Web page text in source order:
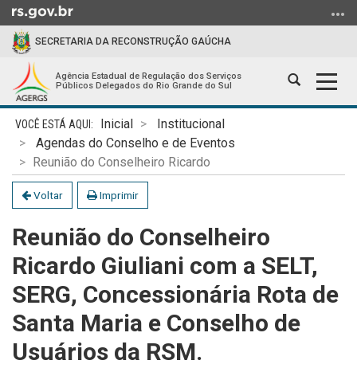
para
conteúdo
para
menu
para
SECRETARIA DA RECONSTRUÇÃO GAÚCHA
Agência Estadual de Regulação dos Serviços
Públicos Delegados do Rio Grande do Sul
Abrir
Início
conteúdo
Inicial
Institucional
Agendas do Conselho e de Eventos
Reunião do Conselheiro Ricardo
Voltar Imprimir
Reunião do Conselheiro
Ricardo Giuliani com a SELT,
SERG, Concessionária Rota de
Santa Maria e Conselho de
Usuários da RSM.